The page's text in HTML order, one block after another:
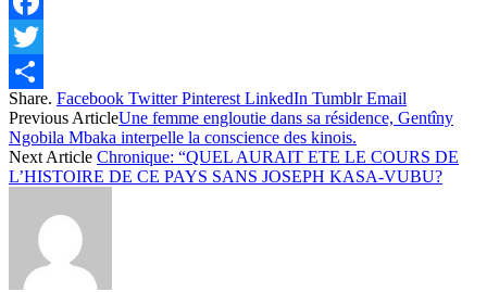
Facebook
Twitter
Share
Share. Facebook Twitter Pinterest LinkedIn Tumblr Email
Previous ArticleUne femme engloutie dans sa résidence, Gentîny
Ngobila Mbaka interpelle la conscience des kinois.
Next Article Chronique: “QUEL AURAIT ETE LE COURS DE
L’HISTOIRE DE CE PAYS SANS JOSEPH KASA-VUBU?